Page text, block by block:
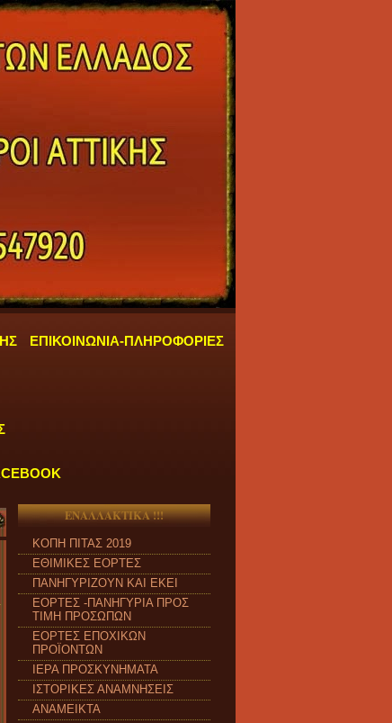
ΕΠΙΚΟΙΝΩΝΙΑ-ΠΛΗΡΟΦΟΡΙΕΣ
ΕΝΑΛΛΑΚΤΙΚΑ !!!
ΚΟΠΗ ΠΙΤΑΣ 2019
ΕΘΙΜΙΚΕΣ ΕΟΡΤΕΣ
ΠΑΝΗΓΥΡΙΖΟΥΝ ΚΑΙ ΕΚΕΙ
ΕΟΡΤΕΣ -ΠΑΝΗΓΥΡΙΑ ΠΡΟΣ
ΤΙΜΗ ΠΡΟΣΩΠΩΝ
ΕΟΡΤΕΣ ΕΠΟΧΙΚΩΝ
ΠΡΟΪΟΝΤΩΝ
ΙΕΡΑ ΠΡΟΣΚΥΝΗΜΑΤΑ
ΙΣΤΟΡΙΚΕΣ ΑΝΑΜΝΗΣΕΙΣ
ΑΝΑΜΕΙΚΤΑ